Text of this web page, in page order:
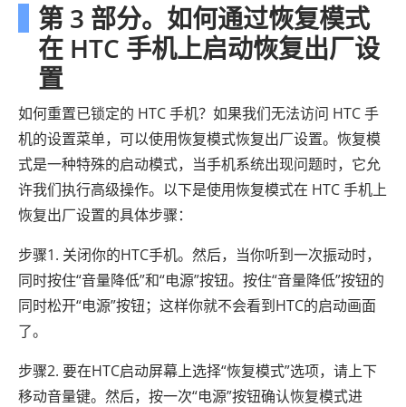
第 3 部分。如何通过恢复模式
在 HTC 手机上启动恢复出厂设
置
如何重置已锁定的 HTC 手机？如果我们无法访问 HTC 手
机的设置菜单，可以使用恢复模式恢复出厂设置。恢复模
式是一种特殊的启动模式，当手机系统出现问题时，它允
许我们执行高级操作。以下是使用恢复模式在 HTC 手机上
恢复出厂设置的具体步骤：
步骤1. 关闭你的HTC手机。然后，当你听到一次振动时，
同时按住“音量降低”和“电源”按钮。按住“音量降低”按钮的
同时松开“电源”按钮；这样你就不会看到HTC的启动画面
了。
步骤2. 要在HTC启动屏幕上选择“恢复模式”选项，请上下
移动音量键。然后，按一次“电源”按钮确认恢复模式进